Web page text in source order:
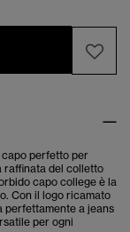
capo perfetto per
raffinata del colletto
capo college è la
Con il logo ricamato
perfettamente a jeans
per ogni